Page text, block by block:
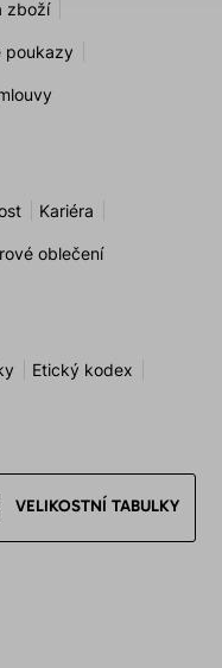
zboží
poukazy
Kariéra
oblečení
Etický kodex
VELIKOSTNÍ TABULKY